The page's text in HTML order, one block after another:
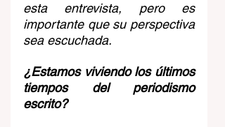
esta entrevista, pero es
importante que su perspectiva
sea escuchada.
¿Estamos viviendo los últimos
tiempos del periodismo
escrito?